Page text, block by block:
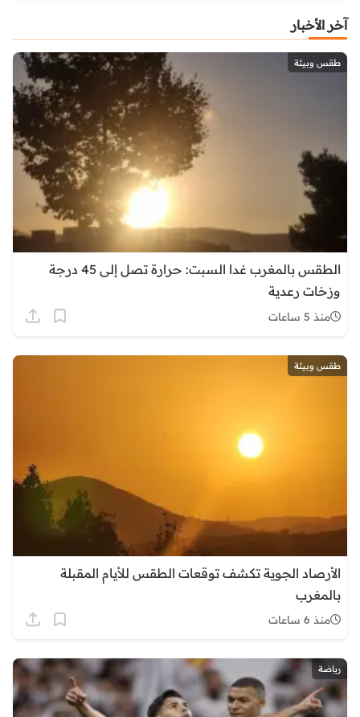
آخر الأخبار
طقس وبيئة
الطقس بالمغرب غدا السبت: حرارة تصل إلى 45 درجة
وزخات رعدية
منذ 5 ساعات
طقس وبيئة
الأرصاد الجوية تكشف توقعات الطقس للأيام المقبلة
بالمغرب
منذ 6 ساعات
رياضة